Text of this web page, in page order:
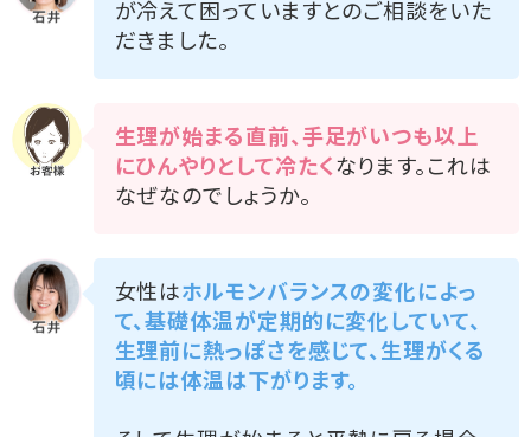
が冷えて困っていますとのご相談をいた
だきました。
生理が始まる直前、手足がいつも以上
にひんやりとして冷たくなります。これは
なぜなのでしょうか。
女性はホルモンバランスの変化によっ
て、基礎体温が定期的に変化していて、
生理前に熱っぽさを感じて、生理がくる
頃には体温は下がります。